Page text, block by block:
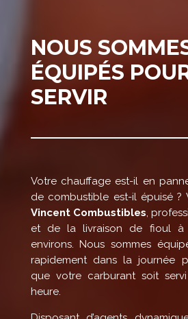
NOUS
ÉQUIPÉS
SERVIR
Votre chauffage est-il en
de combustible est-il épuisé ?
Vincent Combustibles,
et de la livraison de fioul à
environs. Nous sommes
rapidement dans la journée
que votre carburant soit
heure.